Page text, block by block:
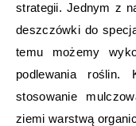
strategii. Jednym z
deszczówki do
temu możemy
podlewania roślin.
stosowanie
ziemi warstwą